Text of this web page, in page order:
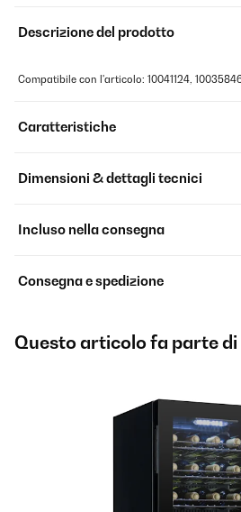
Descrizione del prodotto
Compatibile con l'articolo: 10041124,
Caratteristiche
Dimensioni & dettagli tecnici
Incluso nella consegna
Consegna e spedizione
Questo articolo fa parte di